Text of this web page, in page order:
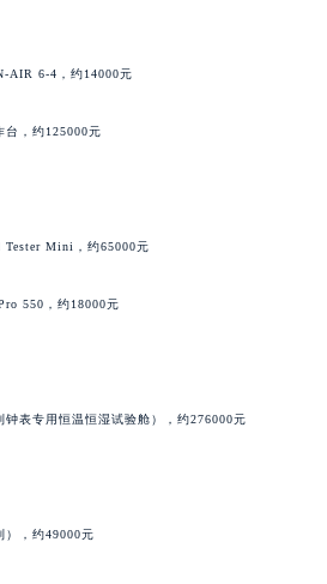
AIR 6-4，约14000元
台，约125000元
Tester Mini，约65000元
550，约18000元
钟表专用恒温恒湿试验舱），约276000元
），约49000元